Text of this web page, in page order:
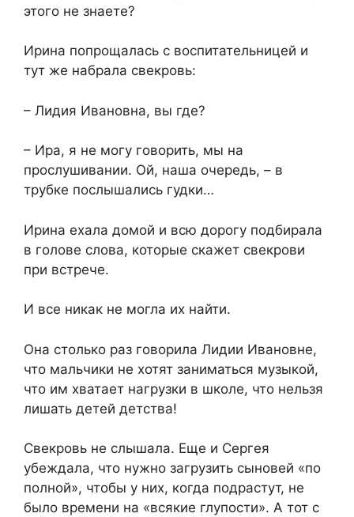
этого не знаете?
Ирина попрощалась с воспитательницей и
тут же набрала свекровь:
– Лидия Ивановна, вы где?
– Ира, я не могу говорить, мы на
прослушивании. Ой, наша очередь, – в
трубке послышались гудки…
Ирина ехала домой и всю дорогу подбирала
в голове слова, которые скажет свекрови
при встрече.
И все никак не могла их найти.
Она столько раз говорила Лидии Ивановне,
что мальчики не хотят заниматься музыкой,
что им хватает нагрузки в школе, что нельзя
лишать детей детства!
Свекровь не слышала. Еще и Сергея
убеждала, что нужно загрузить сыновей «по
полной», чтобы у них, когда подрастут, не
было времени на «всякие глупости». А тот с